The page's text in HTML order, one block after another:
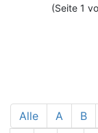
(Seite 1
Alle A B